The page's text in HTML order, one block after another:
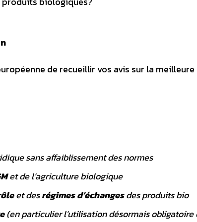
de recueillir vos avis sur la meilleure
sans affaiblissement des normes
et de l’agriculture biologique
et desrégimes d’échangesdes produits bio
(en particulier l’utilisation désormais obligatoire